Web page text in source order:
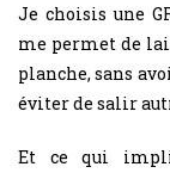
Je choisis une
me permet de
planche, sans
éviter de salir
Et ce qui